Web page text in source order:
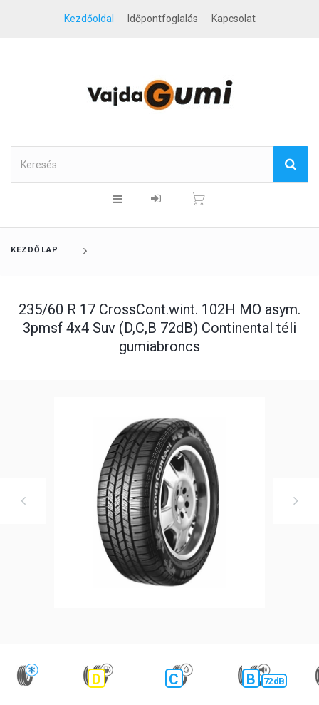
Kezdőoldal Időpontfoglalás Kapcsolat
KEZDŐLAP
235/60 R 17 CrossCont.wint. 102H MO asym.
3pmsf 4x4 Suv (D,C,B 72dB) Continental téli
gumiabroncs
D C B 72 dB